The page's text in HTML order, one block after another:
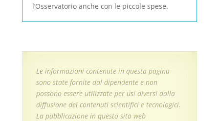
l’Osservatorio anche con le piccole spese.
Le informazioni contenute in questa pagina
sono state fornite dal dipendente e non
possono essere utilizzate per usi diversi dalla
diffusione dei contenuti scientifici e tecnologici.
La pubblicazione in questo sito web